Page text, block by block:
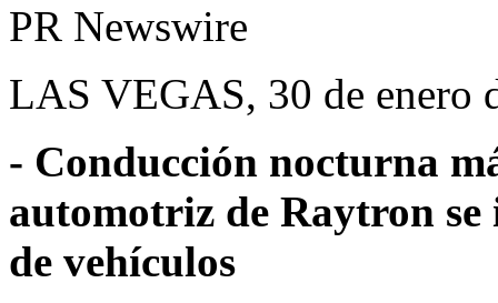
PR Newswire
LAS VEGAS, 30 de enero
- Conducción nocturna
automotriz de Raytron se
de vehículos